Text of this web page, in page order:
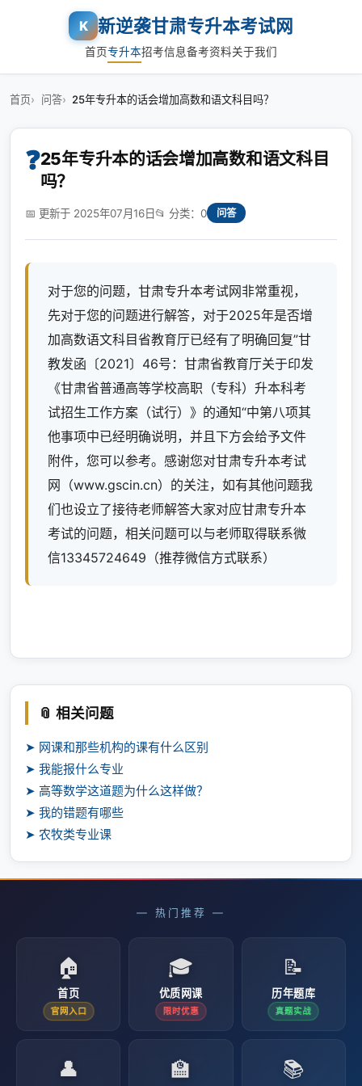
K 新逆袭甘肃专升本考试网
首页专升本招考信息备考资料关于我们
首页 问答 25年专升本的话会增加高数和语文科目吗？
❓25年专升本的话会增加高数和语文科目
吗？
📅 更新于 2025年07月16日📂 分类：0 问答
对于您的问题，甘肃专升本考试网非常重视，
先对于您的问题进行解答，对于2025年是否增
加高数语文科目省教育厅已经有了明确回复”甘
教发函〔2021〕46号：甘肃省教育厅关于印发
《甘肃省普通高等学校高职（专科）升本科考
试招生工作方案（试行）》的通知“中第八项其
他事项中已经明确说明，并且下方会给予文件
附件，您可以参考。感谢您对甘肃专升本考试
网（www.gscin.cn）的关注，如有其他问题我
们也设立了接待老师解答大家对应甘肃专升本
考试的问题，相关问题可以与老师取得联系微
信13345724649（推荐微信方式联系）
📎 相关问题
➤ 网课和那些机构的课有什么区别
➤ 我能报什么专业
➤ 高等数学这道题为什么这样做？
➤ 我的错题有哪些
➤ 农牧类专业课
— 热门推荐 —
🏠
首页
官网入口
🎓
优质网课
限时优惠
📝
历年题库
真题实战
👤 🏫 📚